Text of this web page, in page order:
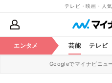
テレビ・映画・人
エンタメ 芸能 テレビ
Googleでマイナビニュ